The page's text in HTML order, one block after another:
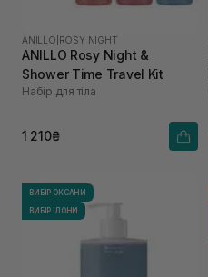
ANILLO ROSY NIGHT
ANILLO Rosy Night &
Shower Time Travel Kit
Набір для тіла
1 210₴
ВИБІР ОКСАНИ
ВИБІР ІЛОНИ